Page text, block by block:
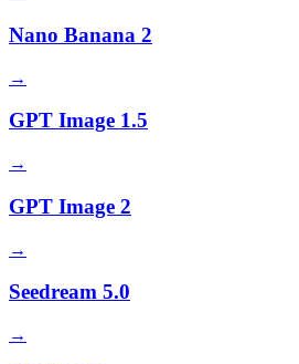
Nano Banana 2
→
GPT Image 1.5
→
GPT Image 2
→
Seedream 5.0
→